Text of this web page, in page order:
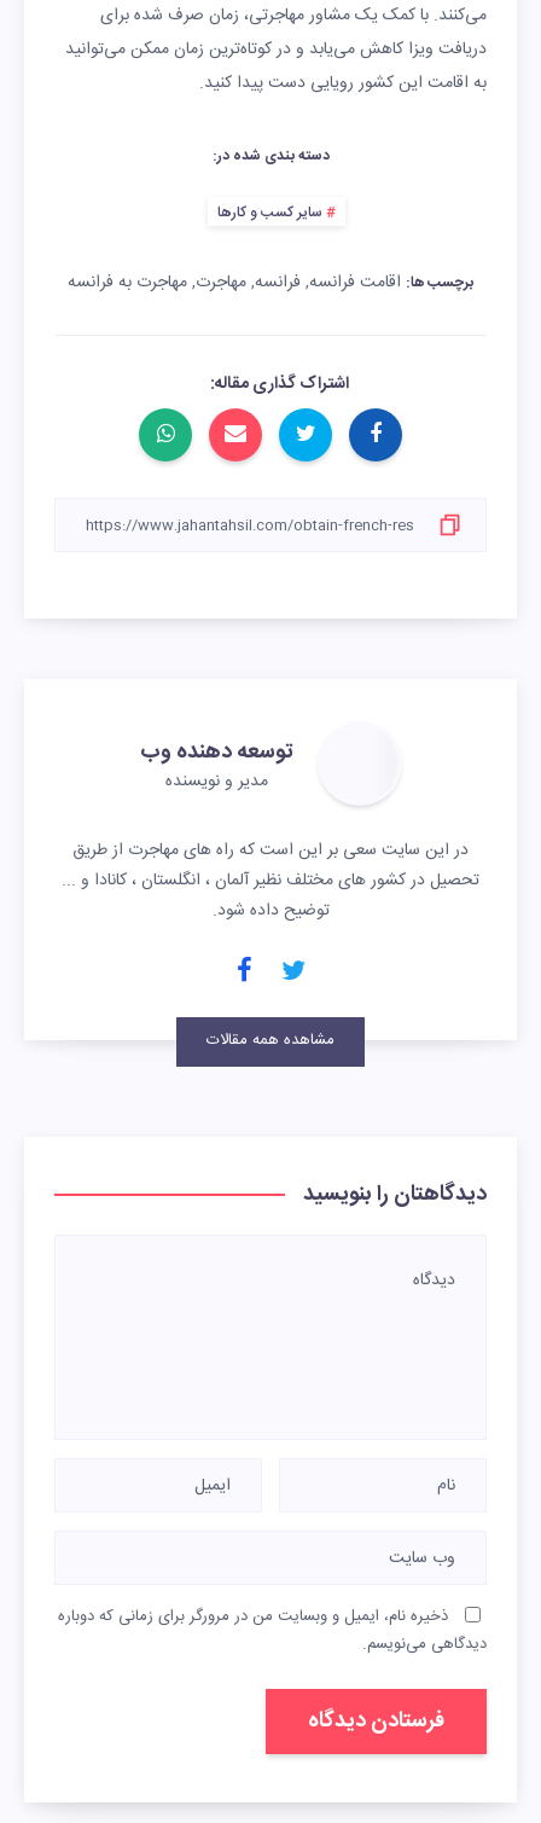
می‌کنند. با کمک یک مشاور مهاجرتی، زمان صرف شده برای
دریافت ویزا کاهش می‌یابد و در کوتاه‌ترین زمان ممکن می‌توانید
به اقامت این کشور رویایی دست پیدا کنید.
دسته بندی شده در:
سایر کسب و کارها
برچسب ها: اقامت فرانسه, فرانسه,مهاجرت,مهاجرت به فرانسه
اشتراک گذاری مقاله:
توسعه دهنده وب
مدیر و نویسنده
در این سایت سعی بر این است که راه های مهاجرت از طریق
تحصیل در کشور های مختلف نظیر آلمان ، انگلستان ، کانادا و ...
توضیح داده شود.
مشاهده همه مقالات
دیدگاهتان را بنویسید
ذخیره نام، ایمیل و وبسایت من در مرورگر برای زمانی که دوباره
دیدگاهی می‌نویسم.